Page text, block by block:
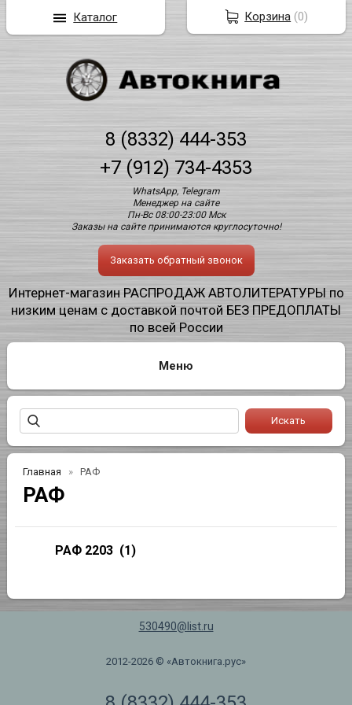
8 (8332) 444-353
+7 (912) 734-4353
WhatsApp, Telegram
Менеджер на сайте
Пн-Вс 08:00-23:00 Мск
Заказы на сайте принимаются круглосуточно!
Заказать обратный звонок
Интернет-магазин РАСПРОДАЖ АВТОЛИТЕРАТУРЫ по
низким ценам с доставкой почтой БЕЗ ПРЕДОПЛАТЫ
по всей России
Главная РАФ
РАФ
РАФ 2203 (1)
530490@list.ru
2012-2026 © «Автокнига.рус»
Корзина (0)
Каталог